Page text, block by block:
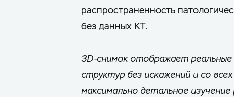
распространенность
без данных КТ.
3D-снимок отображает
структур без искажений и со
максимально детальное